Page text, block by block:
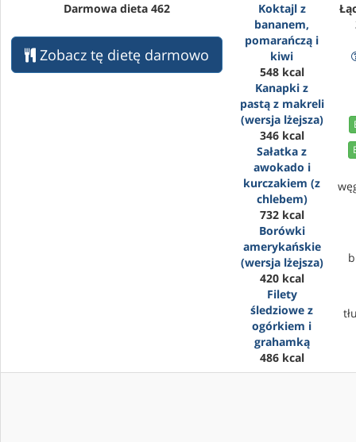
Darmowa dieta 462
Zobacz tę dietę darmowo
Koktajl z
bananem,
pomarańczą i
kiwi
548 kcal
Kanapki z
pastą z makreli
(wersja lżejsza)
346 kcal
Sałatka z
awokado i
kurczakiem (z
chlebem)
732 kcal
Borówki
amerykańskie
(wersja lżejsza)
420 kcal
Filety
śledziowe z
ogórkiem i
grahamką
486 kcal